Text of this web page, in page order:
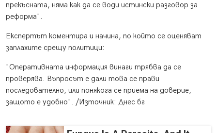
прекъсната, няма как да се води истински разговор за
реформа".
Експертът коментира и начина, по който се оценяват
заплахите срещу политици:
"Оперативната информация винаги трябва да се
проверява. Въпросът е дали това се прави
последователно, или понякога се приема на доверие,
защото е удобно". /Източник: Днес бг